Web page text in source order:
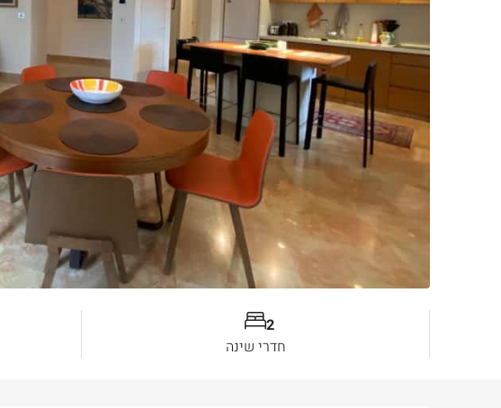
2
חדרי שינה